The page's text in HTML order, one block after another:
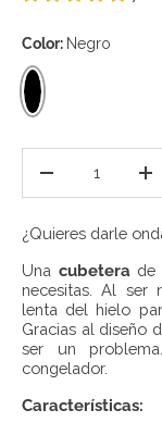
Color: Negro
Negro
Disminuir
¿Quieres darle
Una cubetera de
necesitas. Al ser
lenta del hielo
Gracias al diseño
ser un
congelador.
Características: